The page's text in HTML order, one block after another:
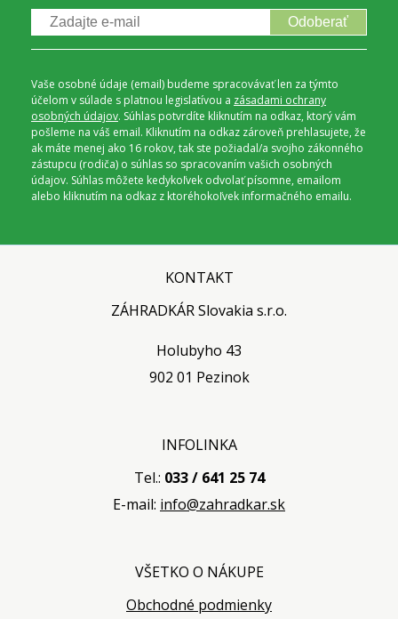
Odoberať
Vaše osobné údaje (email) budeme spracovávať len za týmto
účelom v súlade s platnou legislatívou a zásadami ochrany
osobných údajov. Súhlas potvrdíte kliknutím na odkaz, ktorý vám
pošleme na váš email. Kliknutím na odkaz zároveň prehlasujete, že
ak máte menej ako 16 rokov, tak ste požiadal/a svojho zákonného
zástupcu (rodiča) o súhlas so spracovaním vašich osobných
údajov. Súhlas môžete kedykoľvek odvolať písomne, emailom
alebo kliknutím na odkaz z ktoréhokoľvek informačného emailu.
KONTAKT
ZÁHRADKÁR Slovakia s.r.o.
Holubyho 43
902 01 Pezinok
INFOLINKA
Tel.: 033 / 641 25 74
E-mail: info@zahradkar.sk
VŠETKO O NÁKUPE
Obchodné podmienky